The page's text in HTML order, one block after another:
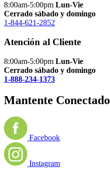
8:00am-5:00pm Lun-Vie
Cerrado sábado y domingo
1-844-621-2852
Atención al Cliente
8:00am-5:00pm Lun-Vie
Cerrado sábado y domingo
1-888-234-1373
Mantente Conectado
Facebook
Instagram